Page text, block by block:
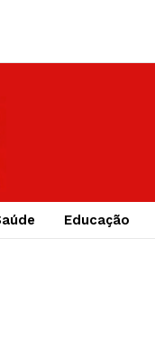
Educação